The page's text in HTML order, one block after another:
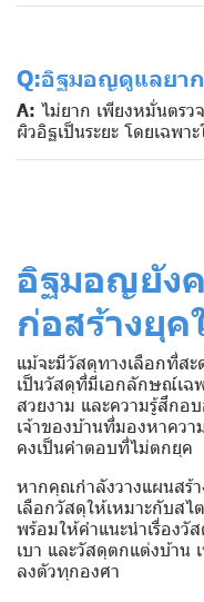
Q:อิฐมอญดูแลยา
A: ไม่ยาก เพียงหมั่นตรว
ผิวอิฐเป็นระยะ โดยเฉพ
อิฐมอญยัง
ก่อสร้างยุค
แม้จะมีวัสดุทางเลือกที่สะ
เป็นวัสดุที่มีเอกลักษณ์เฉ
สวยงาม และความรู้สึกอ
เจ้าของบ้านที่มองหาคว
คงเป็นคำตอบที่ไม่ตกยุค
หากคุณกำลังวางแผนสร้า
เลือกวัสดุให้เหมาะกับส
พร้อมให้คำแนะนำเรื่อง
เบา และวัสดุตกแต่งบ้าน
ลงตัวทุกองศา